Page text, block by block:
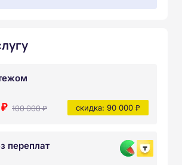
100 000 ₽ скидка: 90 000 ₽
переплат